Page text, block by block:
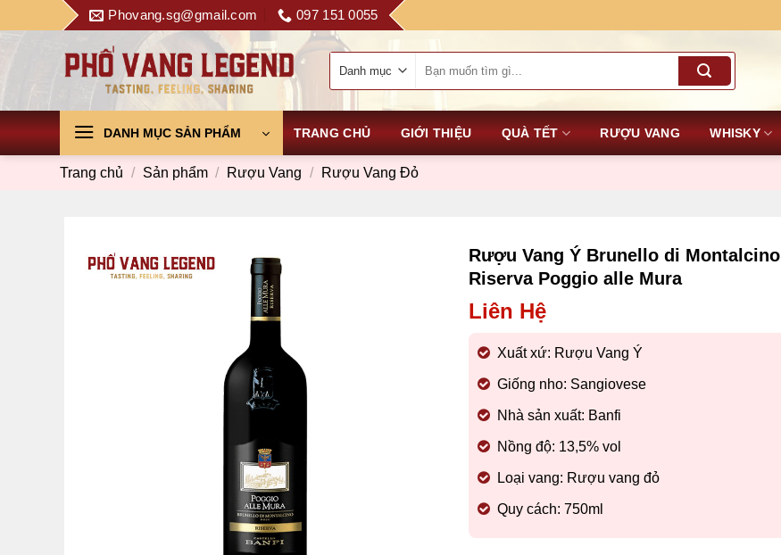
to
Phovang.sg@gmail.com 097 151 0055
kiếm:
DANH MỤC SẢN PHẨM TRANG CHỦ GIỚI THIỆU QUÀ TẾT RƯỢU VANG WHISKY
Trang chủ / Sản phẩm / Rượu Vang / Rượu Vang Đỏ
Rượu Vang Ý Brunello di Montalcino
Riserva Poggio alle Mura
Liên Hệ
Xuất xứ: Rượu Vang Ý
Giống nho: Sangiovese
Nhà sản xuất: Banfi
Nồng độ: 13,5% vol
Loại vang: Rượu vang đỏ
Quy cách: 750ml